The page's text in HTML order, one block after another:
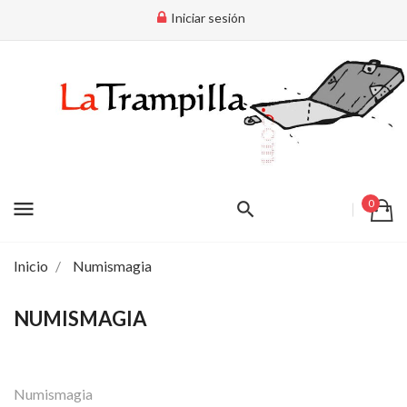
Iniciar sesión
menu 0
Inicio Numismagia
NUMISMAGIA
Numismagia